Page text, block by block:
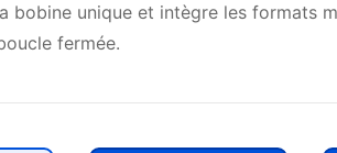
bobine unique et intègre les formats
fermée.